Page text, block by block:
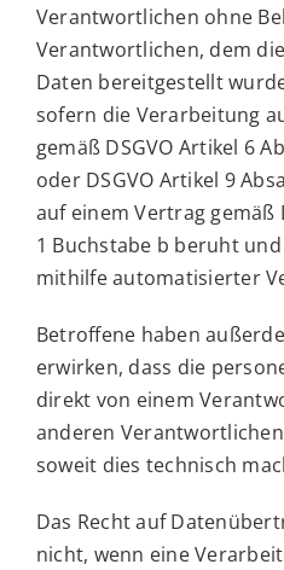
Verantwortlichen ohne
Verantwortlichen, dem
Daten bereitgestellt
sofern die Verarbeitung
gemäß DSGVO Artikel 6
oder DSGVO Artikel 9
auf einem Vertrag gemäß
1 Buchstabe b beruht
mithilfe automatisierter
Betroffene haben
erwirken, dass die
direkt von einem
anderen
soweit dies technisch
Das Recht auf
nicht, wenn eine